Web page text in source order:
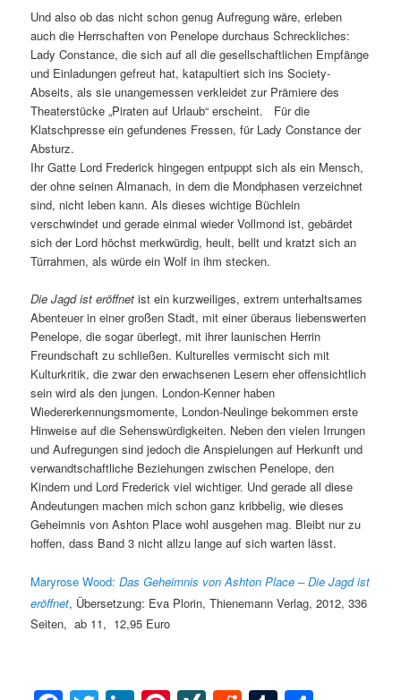
Und also ob das nicht schon genug Aufregung wäre, erleben
auch die Herrschaften von Penelope durchaus Schreckliches:
Lady Constance, die sich auf all die gesellschaftlichen Empfänge
und Einladungen gefreut hat, katapultiert sich ins Society-
Abseits, als sie unangemessen verkleidet zur Prämiere des
Theaterstücke „Piraten auf Urlaub“ erscheint. Für die
Klatschpresse ein gefundenes Fressen, für Lady Constance der
Absturz.
Ihr Gatte Lord Frederick hingegen entpuppt sich als ein Mensch,
der ohne seinen Almanach, in dem die Mondphasen verzeichnet
sind, nicht leben kann. Als dieses wichtige Büchlein
verschwindet und gerade einmal wieder Vollmond ist, gebärdet
sich der Lord höchst merkwürdig, heult, bellt und kratzt sich an
Türrahmen, als würde ein Wolf in ihm stecken.
Die Jagd ist eröffnet ist ein kurzweiliges, extrem unterhaltsames
Abenteuer in einer großen Stadt, mit einer überaus liebenswerten
Penelope, die sogar überlegt, mit ihrer launischen Herrin
Freundschaft zu schließen. Kulturelles vermischt sich mit
Kulturkritik, die zwar den erwachsenen Lesern eher offensichtlich
sein wird als den jungen. London-Kenner haben
Wiedererkennungsmomente, London-Neulinge bekommen erste
Hinweise auf die Sehenswürdigkeiten. Neben den vielen Irrungen
und Aufregungen sind jedoch die Anspielungen auf Herkunft und
verwandtschaftliche Beziehungen zwischen Penelope, den
Kindern und Lord Frederick viel wichtiger. Und gerade all diese
Andeutungen machen mich schon ganz kribbelig, wie dieses
Geheimnis von Ashton Place wohl ausgehen mag. Bleibt nur zu
hoffen, dass Band 3 nicht allzu lange auf sich warten lässt.
MaryroseWood:Das Geheimnis von Ashton Place – Die Jagd ist
eröffnet, Übersetzung: Eva Plorin,Thienemann Verlag, 2012, 336
Seiten, ab 11, 12,95 Euro